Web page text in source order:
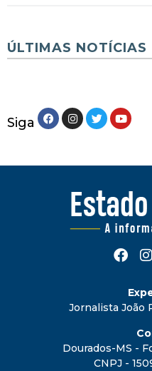
ÚLTIMAS NOTÍCIAS
Siga
Jornalista João
Dourados-MS -
CNPJ -